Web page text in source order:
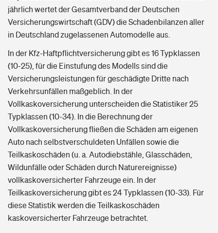
jährlich wertet der Gesamtverband der Deutschen
Versicherungswirtschaft (GDV) die Schadenbilanzen aller
in Deutschland zugelassenen Automodelle aus.
In der Kfz-Haftpflichtversicherung gibt es 16 Typklassen
(10-25), für die Einstufung des Modells sind die
Versicherungsleistungen für geschädigte Dritte nach
Verkehrsunfällen maßgeblich. In der
Vollkaskoversicherung unterscheiden die Statistiker 25
Typklassen (10-34). In die Berechnung der
Vollkaskoversicherung fließen die Schäden am eigenen
Auto nach selbstverschuldeten Unfällen sowie die
Teilkaskoschäden (u. a. Autodiebstähle, Glasschäden,
Wildunfälle oder Schäden durch Naturereignisse)
vollkaskoversicherter Fahrzeuge ein. In der
Teilkaskoversicherung gibt es 24 Typklassen (10-33). Für
diese Statistik werden die Teilkaskoschäden
kaskoversicherter Fahrzeuge betrachtet.